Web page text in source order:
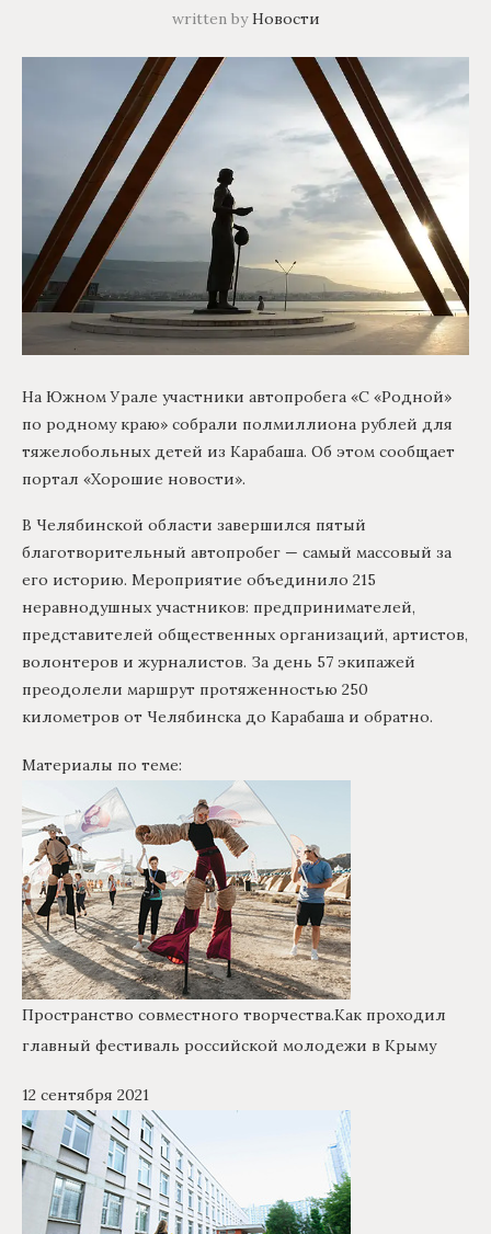
written byНовости
На Южном Урале участники автопробега «С «Родной»
по родному краю» собрали полмиллиона рублей для
тяжелобольных детей из Карабаша. Об этом сообщает
портал «Хорошие новости».
В Челябинской области завершился пятый
благотворительный автопробег — самый массовый за
его историю. Мероприятие объединило 215
неравнодушных участников: предпринимателей,
представителей общественных организаций, артистов,
волонтеров и журналистов. За день 57 экипажей
преодолели маршрут протяженностью 250
километров от Челябинска до Карабаша и обратно.
Материалы по теме:
Пространство совместного творчества.Как проходил
главный фестиваль российской молодежи в Крыму
12 сентября 2021